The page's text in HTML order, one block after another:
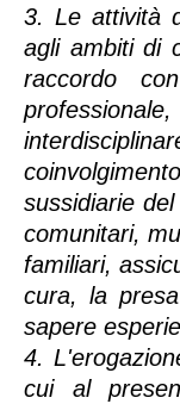
3. Le attività
agli ambiti di
raccordo
sussidiarie
comunitari,
familiari,
cura, la
sapere
4.
cui al